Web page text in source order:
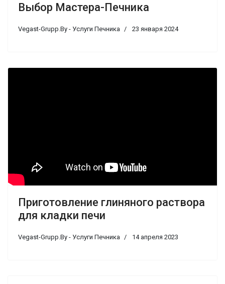
Выбор Мастера-Печника
Vegast-Grupp.By - Услуги Печника 23 января 2024
Приготовление глиняного раствора
для кладки печи
Vegast-Grupp.By - Услуги Печника 14 апреля 2023